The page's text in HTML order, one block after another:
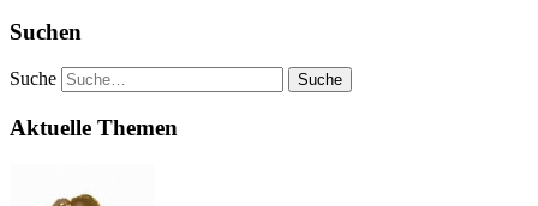
Suchen
Suche
Aktuelle Themen